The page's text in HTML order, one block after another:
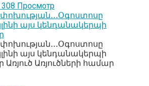
308 Просмотр
այս կենդանակերպի
այս կենդանակերպի
Առյուծների համար